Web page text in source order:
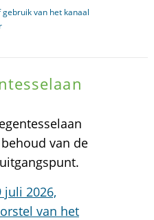
van het kanaal
van de
juli 2026,
van het